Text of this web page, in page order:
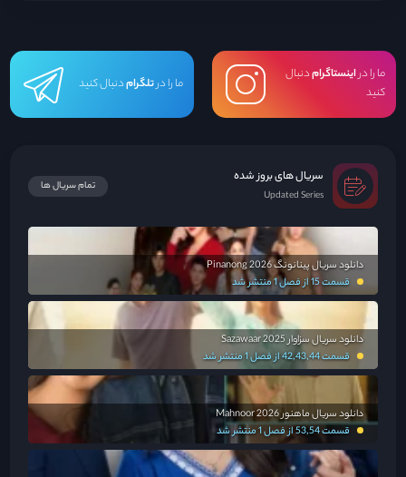
ما را دراینستاگرامدنبال
کنید
ما را درتلگرامدنبال کنید
سریال های بروز شده
Updated Series
تمام سریال ها
دانلود سریال پینانونگ Pinanong 2026
قسمت 15 از فصل 1 منتشر شد
دانلود سریال سزاوار Sazawaar 2025
قسمت 42,43,44 از فصل 1 منتشر شد
دانلود سریال ماهنور Mahnoor 2026
قسمت 53,54 از فصل 1 منتشر شد